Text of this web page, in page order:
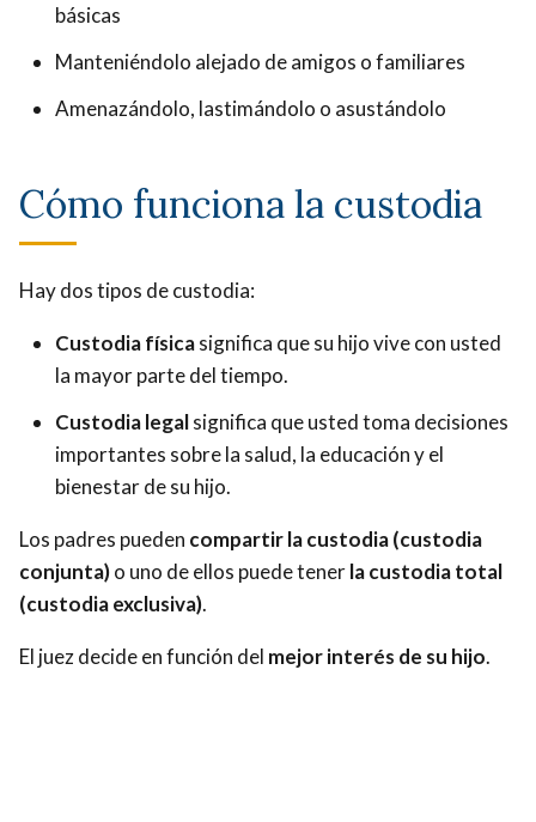
básicas
Manteniéndolo alejado de amigos o familiares
Amenazándolo, lastimándolo o asustándolo
Cómo funciona la custodia
Hay dos tipos de custodia:
Custodia físicasignifica que su hijo vive con usted
la mayor parte del tiempo.
Custodia legalsignifica que usted toma decisiones
importantes sobre la salud, la educación y el
bienestar de su hijo.
Los padres pueden compartir la custodia (custodia
conjunta)o uno de ellos puede tenerla custodia total
(custodia exclusiva).
El juez decide en función del mejor interés de su hijo.